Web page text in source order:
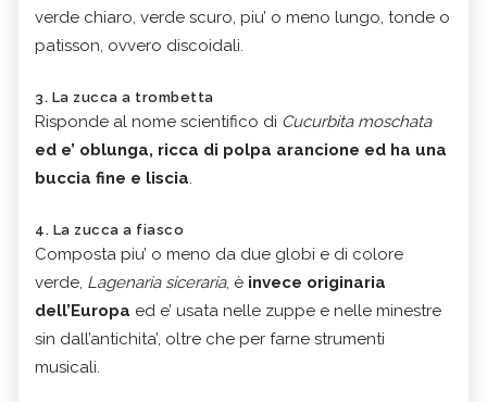
verde chiaro, verde scuro, piu’ o meno lungo, tonde o
patisson, ovvero discoidali.
3. La zucca a trombetta
Risponde al nome scientifico di Cucurbita moschata
ed e’ oblunga, ricca di polpa arancione ed ha una
buccia fine e liscia.
4. La zucca a fiasco
Composta piu’ o meno da due globi e di colore
verde, Lagenaria siceraria, è invece originaria
dell’Europa ed e’ usata nelle zuppe e nelle minestre
sin dall’antichita’, oltre che per farne strumenti
musicali.